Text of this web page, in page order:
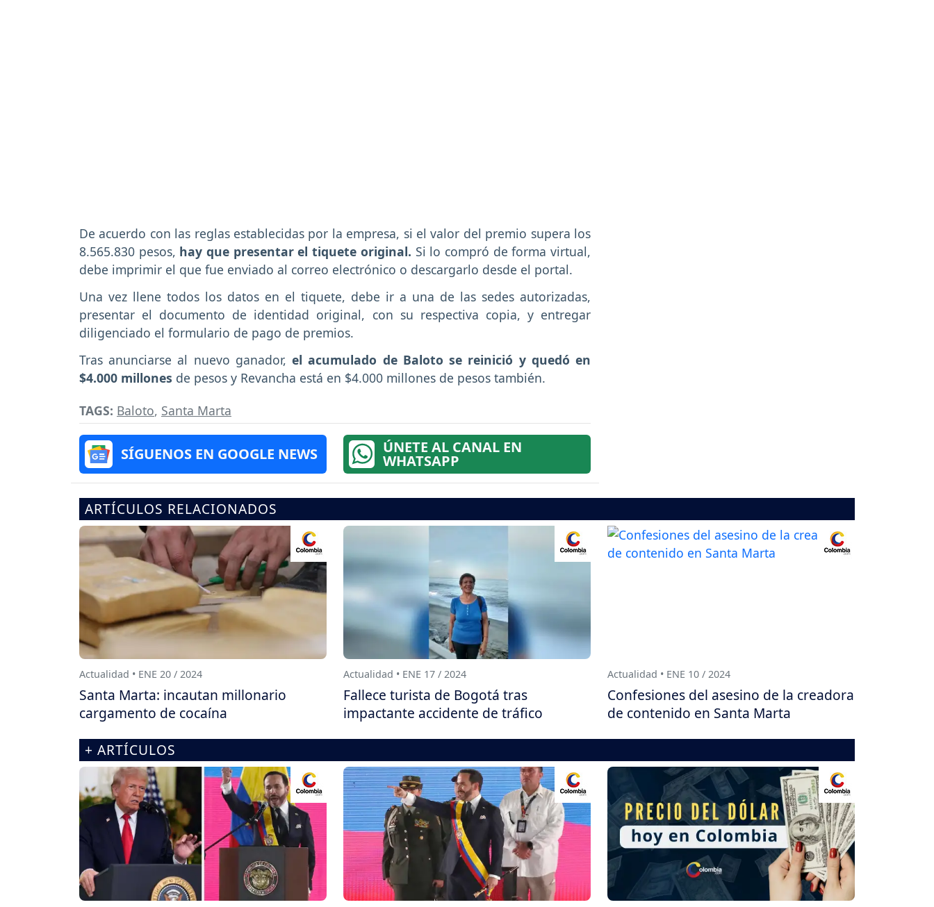
De acuerdo con las reglas establecidas por la empresa, si el valor del premio supera los
8.565.830 pesos, hay que presentar el tiquete original. Si lo compró de forma virtual,
debe imprimir el que fue enviado al correo electrónico o descargarlo desde el portal.
Una vez llene todos los datos en el tiquete, debe ir a una de las sedes autorizadas,
presentar el documento de identidad original, con su respectiva copia, y entregar
diligenciado el formulario de pago de premios.
Tras anunciarse al nuevo ganador,el acumulado de Baloto se reinició y quedó en
$4.000 millones de pesos y Revancha está en $4.000 millones de pesos también.
TAGS: Baloto, Santa Marta
SÍGUENOS EN GOOGLE NEWS ÚNETE AL CANAL EN
WHATSAPP
ARTÍCULOS RELACIONADOS
Actualidad • ENE 20 / 2024
Santa Marta: incautan millonario
cargamento de cocaína
Actualidad • ENE 17 / 2024
Fallece turista de Bogotá tras
impactante accidente de tráfico
Actualidad • ENE 10 / 2024
Confesiones del asesino de la creadora
de contenido en Santa Marta
+ ARTÍCULOS